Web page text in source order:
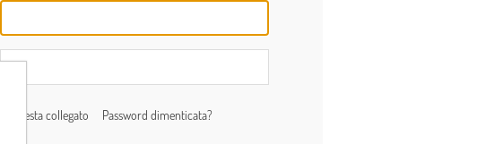
Resta collegato Password dimenticata?